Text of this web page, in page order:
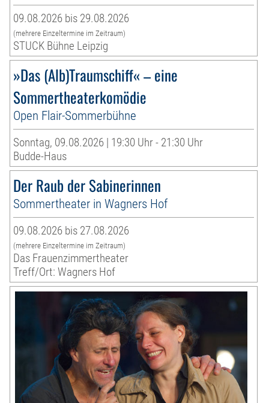
09.08.2026 bis 29.08.2026
(mehrere Einzeltermine im Zeitraum)
STUCK Bühne Leipzig
»Das (Alb)Traumschiff« – eine
Sommertheaterkomödie
Open Flair-Sommerbühne
Sonntag, 09.08.2026 | 19:30 Uhr - 21:30 Uhr
Budde-Haus
Der Raub der Sabinerinnen
Sommertheater in Wagners Hof
09.08.2026 bis 27.08.2026
(mehrere Einzeltermine im Zeitraum)
Das Frauenzimmertheater
Treff/Ort: Wagners Hof